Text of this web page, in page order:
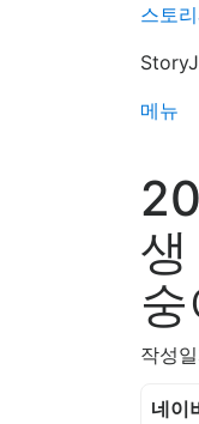
스토
메뉴
작성
네이